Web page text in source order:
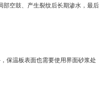
部空鼓、产生裂纹后长期渗水，最后
温板表面也需要使用界面砂浆处